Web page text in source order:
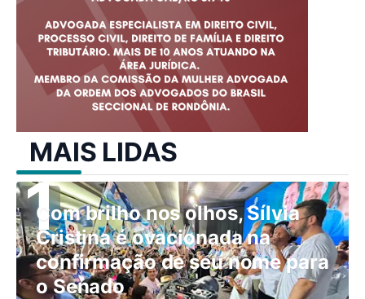
MAIS LIDAS
Com brilho nos olhos, Sílvia
Cristina é ovacionada na
confirmação de seu nome para
o Senado